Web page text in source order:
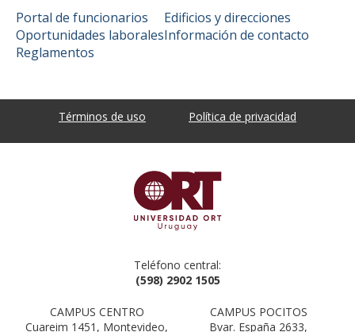
Portal de funcionarios
Oportunidades laborales
Reglamentos
Edificios y direcciones
Información de contacto
Términos de uso Política de privacidad
Teléfono central:
(598) 2902 1505
CAMPUS CENTRO
Cuareim 1451, Montevideo,
CAMPUS POCITOS
Bvar. España 2633,